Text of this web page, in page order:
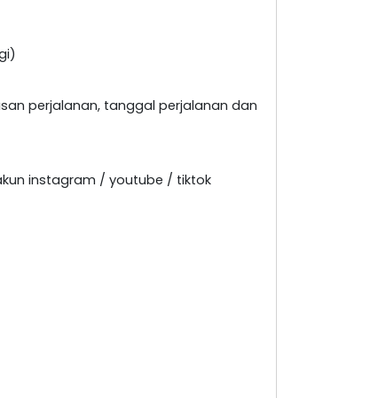
perjalanan, tanggal perjalanan dan
instagram / youtube / tiktok